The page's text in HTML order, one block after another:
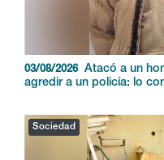
03/08/2026
Atacó a un
agredir a un policía: lo
Sociedad